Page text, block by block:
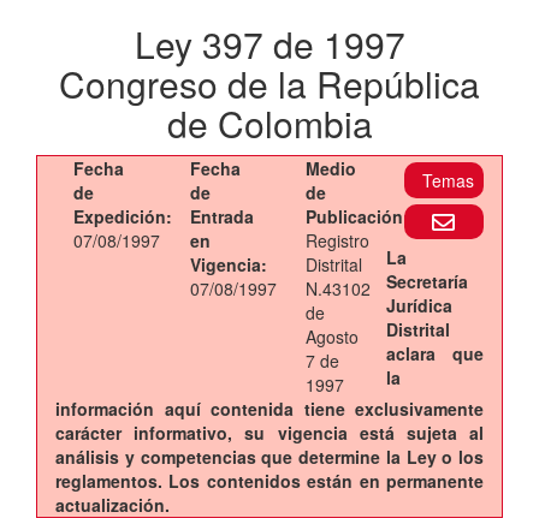
Ley 397 de 1997
Congreso de la República
de Colombia
Fecha
de
Expedición:
07/08/1997
Fecha
de
Entrada
en
Vigencia:
07/08/1997
Medio
de
Publicación:
Registro
Distrital
N.43102
de
Agosto
7 de
1997
Temas
La
Secretaría
Jurídica
Distrital
aclara que
la
información aquí contenida tiene exclusivamente
carácter informativo, su vigencia está sujeta al
análisis y competencias que determine la Ley o los
reglamentos. Los contenidos están en permanente
actualización.